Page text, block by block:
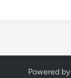
Powered by